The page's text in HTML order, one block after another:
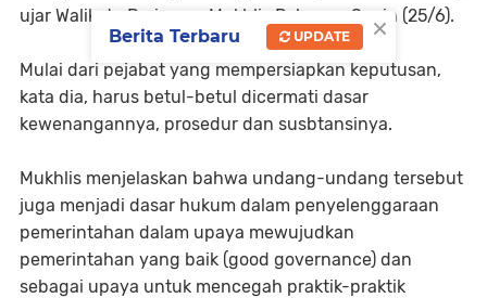
ujar Walikota Pariaman Mukhlis Rahman, Senin (25/6).
Mulai dari pejabat yang mempersiapkan keputusan,
kata dia, harus betul-betul dicermati dasar
kewenangannya, prosedur dan susbtansinya.
Mukhlis menjelaskan bahwa undang-undang tersebut
juga menjadi dasar hukum dalam penyelenggaraan
pemerintahan dalam upaya mewujudkan
pemerintahan yang baik (good governance) dan
sebagai upaya untuk mencegah praktik-praktik
×
Berita Terbaru UPDATE